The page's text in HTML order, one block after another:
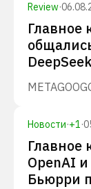
Review·
Главное
METAGOOG
Новости·+1·
Главное
OpenAI
Бьюрри